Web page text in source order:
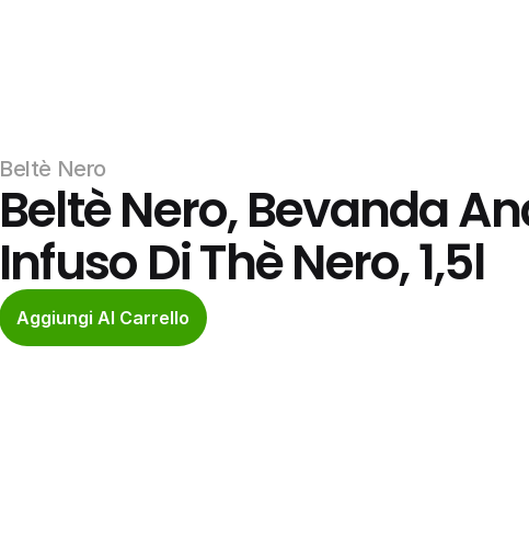
Beltè Nero
Beltè Nero, Bevanda
Infuso Di Thè Nero, 1,5l
Aggiungi Al Carrello